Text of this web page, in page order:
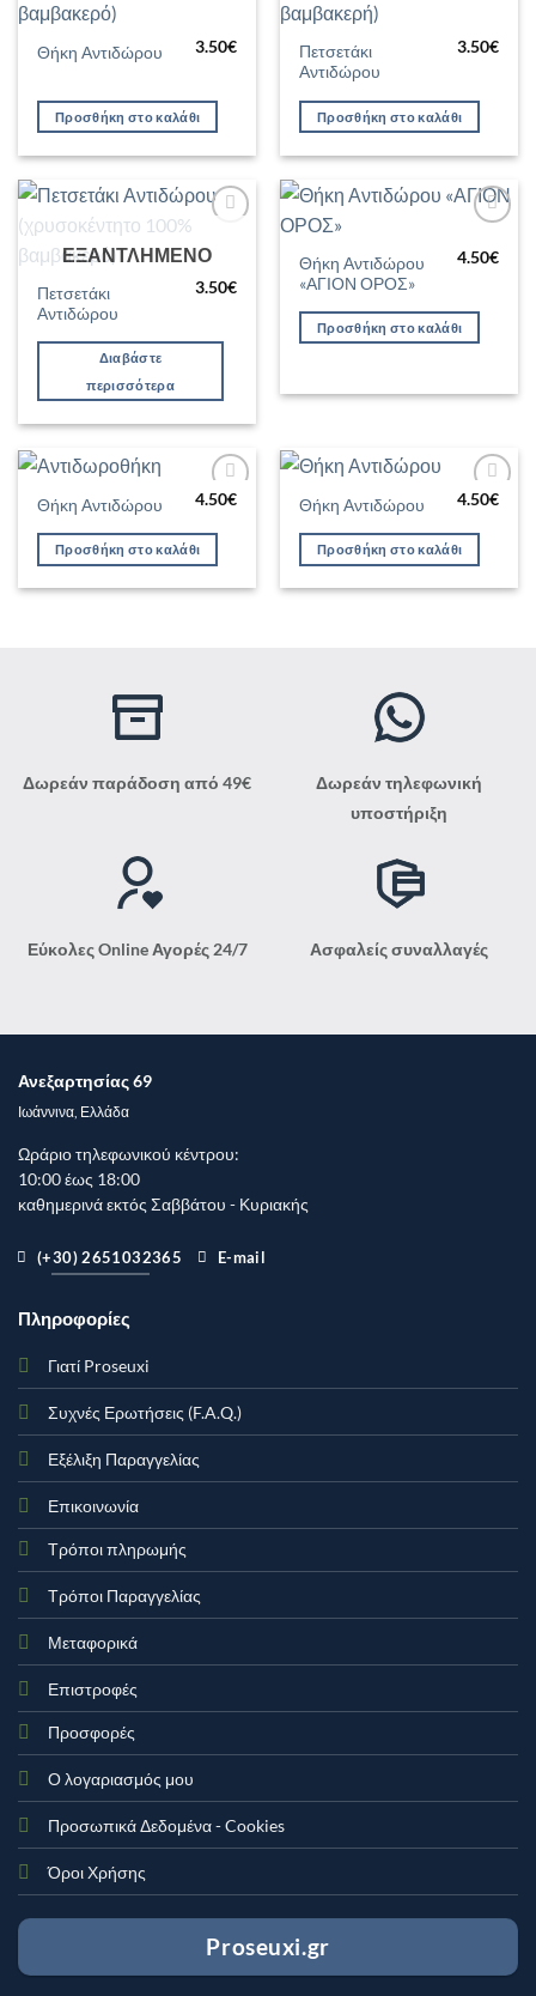
Θήκη Αντιδώρου 3.50€
Προσθήκη στο καλάθι
Πετσετάκι
Αντιδώρου
3.50€
Προσθήκη στο καλάθι
στη Λίστα
ΕΞΑΝΤΛΗΜΈΝΟ
Πετσετάκι
Αντιδώρου
3.50€
Διαβάστε
περισσότερα
στη Λίστα
Θήκη Αντιδώρου
«ΑΓΙΟΝ ΟΡΟΣ»
4.50€
Προσθήκη στο καλάθι
Προσθήκη
Επιθυμιών
Θήκη Αντιδώρου 4.50€
Προσθήκη στο καλάθι
Προσθήκη
Επιθυμιών
Θήκη Αντιδώρου 4.50€
Προσθήκη στο καλάθι
Δωρεάν παράδοση από 49€
Δωρεάν τηλεφωνική
υποστήριξη
Εύκολες Online Αγορές 24/7 Ασφαλείς συναλλαγές
Ανεξαρτησίας 69
Ιωάννινα, Ελλάδα
Ωράριο τηλεφωνικού κέντρου:
10:00 έως 18:00
καθημερινάεκτός Σαββάτου - Κυριακής
(+30) 2651032365 E-mail
Πληροφορίες
Γιατί Proseuxi
Συχνές Ερωτήσεις (F.A.Q.)
Εξέλιξη Παραγγελίας
Επικοινωνία
Τρόποι πληρωμής
Τρόποι Παραγγελίας
Μεταφορικά
Επιστροφές
Προσφορές
Ο λογαριασμός μου
Προσωπικά Δεδομένα - Cookies
Όροι Χρήσης
Proseuxi.gr